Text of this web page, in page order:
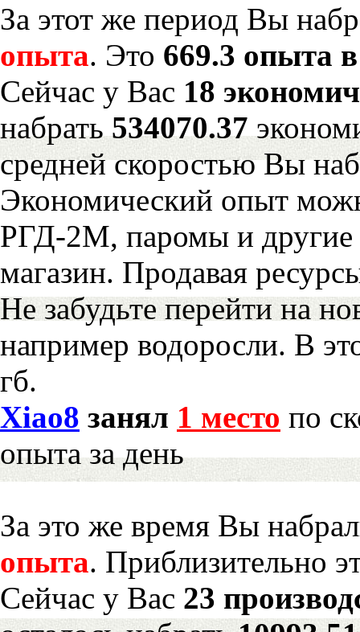
За этот же период Вы
опыта. Это 669.3 опыта
Сейчас у Вас 18
набрать534070.37
средней скоростью Вы
Экономический опыт
РГД-2М, паромы и другие
магазин. Продавая
Не забудьте перейти на
например водоросли. В
гб.
Xiao8 занял 1 место по
опыта за день
За это же время Вы
опыта. Приблизительно
Сейчас у Вас 23